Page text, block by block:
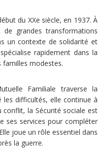
du XXe siècle, en 1937. À
grandes transformations
un contexte de solidarité et
rapidement dans la
familles modestes.
Familiale traverse la
les difficultés, elle continue à
conflit, la Sécurité sociale est
ses services pour compléter
joue un rôle essentiel dans
la guerre.